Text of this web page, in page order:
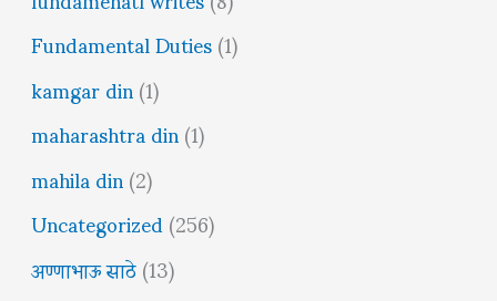
Fundamental Duties(1)
kamgar din(1)
maharashtra din(1)
mahila din(2)
Uncategorized(256)
अण्णाभाऊ साठे(13)